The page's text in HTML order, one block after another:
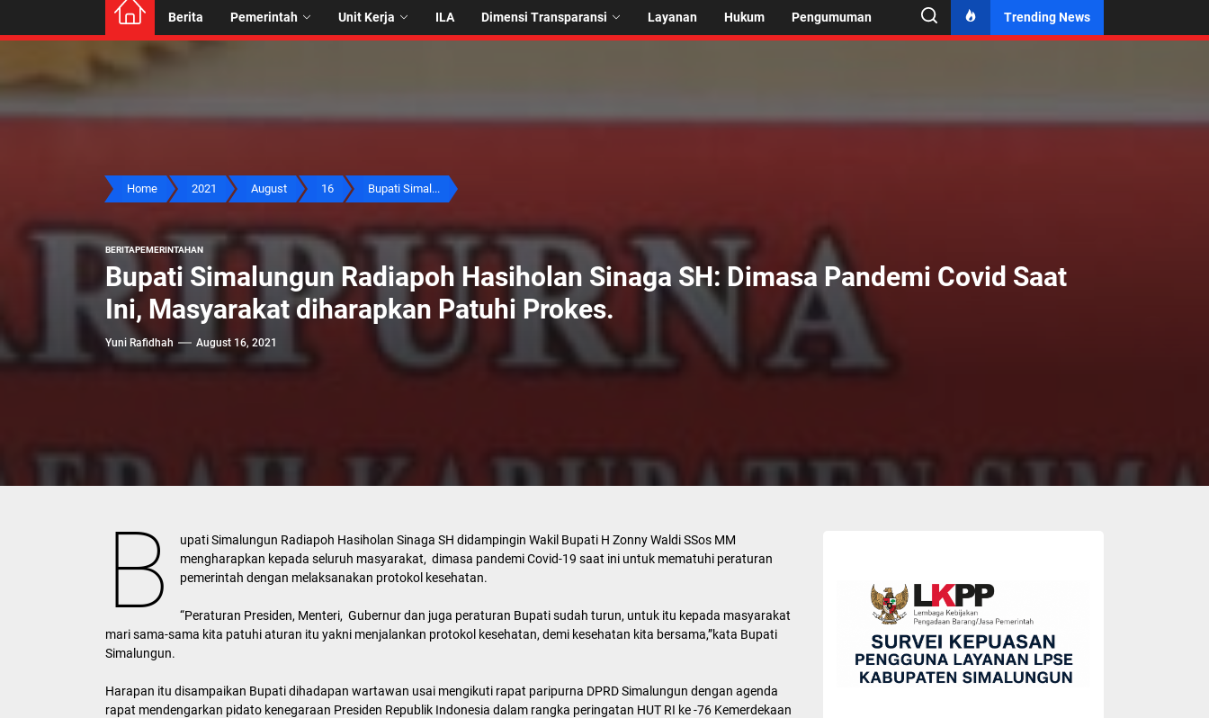
Berita Pemerintah Unit Kerja ILA Dimensi Transparansi Layanan Hukum Pengumuman Trending News
Home 2021 August 16 Bupati Simal...
BERITAPEMERINTAHAN
Bupati Simalungun Radiapoh Hasiholan Sinaga SH: Dimasa Pandemi Covid Saat
Ini, Masyarakat diharapkan Patuhi Prokes.
Yuni Rafidhah August 16, 2021
B
upati Simalungun Radiapoh Hasiholan Sinaga SH didampingin Wakil Bupati H Zonny Waldi SSos MM
mengharapkan kepada seluruh masyarakat, dimasa pandemi Covid-19 saat ini untuk mematuhi peraturan
pemerintah dengan melaksanakan protokol kesehatan.
“Peraturan Presiden, Menteri, Gubernur dan juga peraturan Bupati sudah turun, untuk itu kepada masyarakat
mari sama-sama kita patuhi aturan itu yakni menjalankan protokol kesehatan, demi kesehatan kita bersama,”kata Bupati
Simalungun.
Harapan itu disampaikan Bupati dihadapan wartawan usai mengikuti rapat paripurna DPRD Simalungun dengan agenda
rapat mendengarkan pidato kenegaraan Presiden Republik Indonesia dalam rangka peringatan HUT RI ke -76 Kemerdekaan